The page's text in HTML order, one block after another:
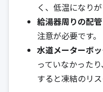
く、低温になりが
給湯器周りの配管
注意が必要です。
水道メーターボッ
っていなかった
すると凍結のリス